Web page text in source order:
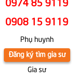
0974 85 9119
0908 15 9119
Phụ huynh
Đăng ký tìm gia sư
Gia sư